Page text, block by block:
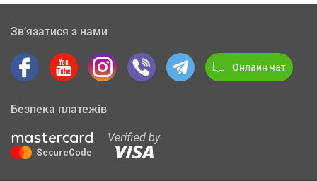
Зв’язатися з нами
Онлайн чат
Безпека платежів